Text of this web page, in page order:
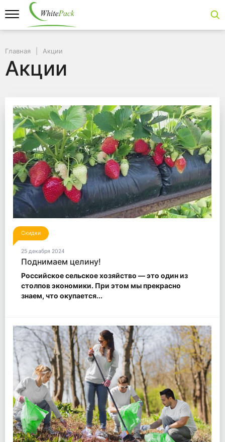
Главная Акции
Акции
Акции
Скидки
25 декабря 2024
Поднимаем целину!
Российское сельское хозяйство — это один из
столпов экономики. При этом мы прекрасно
знаем, что окупается...